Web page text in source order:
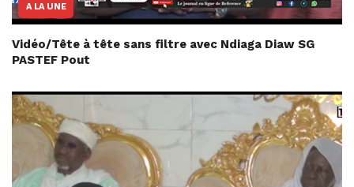
A LA UNE
Vidéo/Tête à tête sans filtre avec Ndiaga Diaw SG
PASTEF Pout